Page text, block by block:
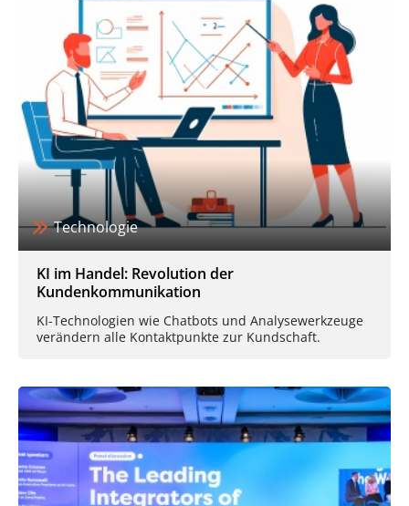
Technologie
KI im Handel: Revolution der
Kundenkommunikation
KI-Technologien wie Chatbots und Analysewerkzeuge
verändern alle Kontaktpunkte zur Kundschaft.